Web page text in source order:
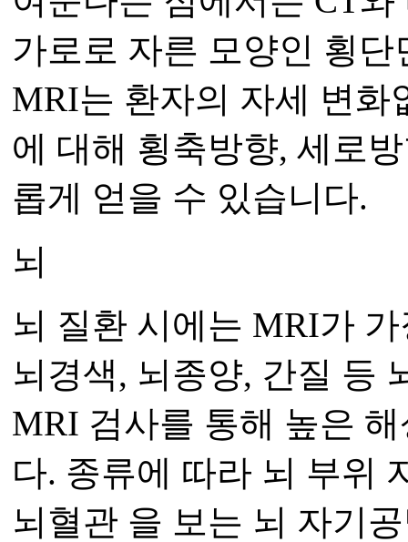
가로로 자른 모양인 횡
MRI는 환자의 자세 변화
에 대해 횡축방향, 세로
롭게 얻을 수 있습니다.
뇌
뇌 질환 시에는 MRI가
뇌경색, 뇌종양, 간질 등
MRI 검사를 통해 높은
다. 종류에 따라 뇌 부위
뇌혈관 을 보는 뇌 자기